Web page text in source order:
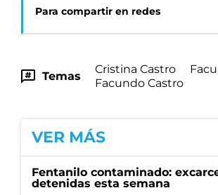
Para compartir en redes
Temas
Cristina Castro
Facundo Castro
VER MÁS
Fentanilo contaminado:
detenidas esta semana